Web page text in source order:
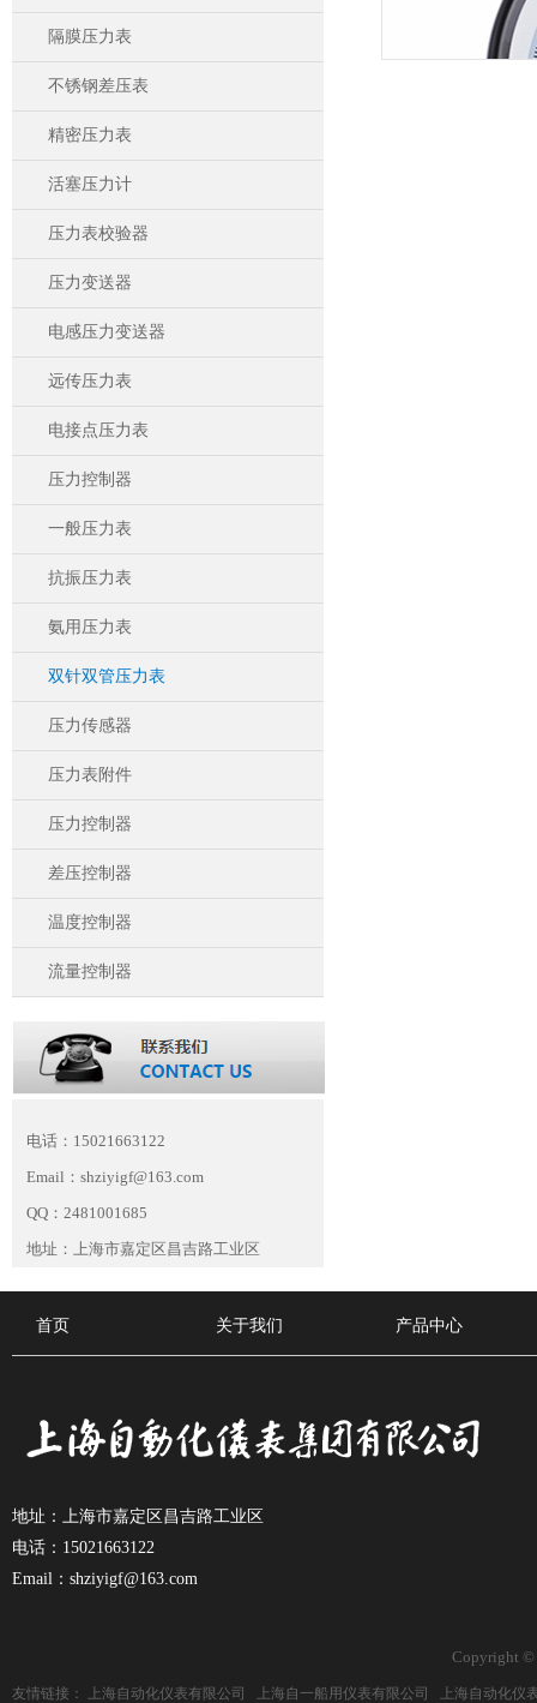
隔膜压力表
不锈钢差压表
精密压力表
活塞压力计
压力表校验器
压力变送器
电感压力变送器
远传压力表
电接点压力表
压力控制器
一般压力表
抗振压力表
氨用压力表
双针双管压力表
压力传感器
压力表附件
压力控制器
差压控制器
温度控制器
流量控制器
电话：15021663122
Email：shziyigf@163.com
QQ：2481001685
地址：上海市嘉定区昌吉路工业区
首页 关于我们 产品中心
地址：上海市嘉定区昌吉路工业区
电话：15021663122
Email：shziyigf@163.com
Copyright ©
友情链接： 上海自动化仪表有限公司 上海自一船用仪表有限公司 上海自动化仪